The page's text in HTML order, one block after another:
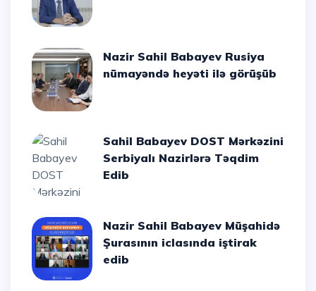
Nazir Sahil Babayev Rusiya
nümayəndə heyəti ilə görüşüb
Sahil Babayev DOST Mərkəzini
Serbiyalı Nazirlərə Təqdim
Edib
Nazir Sahil Babayev Müşahidə
Şurasının iclasında iştirak
edib